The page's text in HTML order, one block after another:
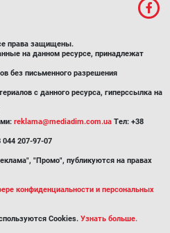
права защищены.
на данном ресурсе, принадлежат
без письменного разрешения
с данного ресурса, гиперссылка на
reklama@mediadim.com.ua Тел: +38
207-97-07
"Промо", публикуются на правах
конфиденциальности и персональных
Cookies. Узнать больше.